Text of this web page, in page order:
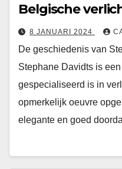
Belgische
8 JANUARI 2024
De geschiedenis van
Stephane Davidts is
gespecialiseerd is in
opmerkelijk oeuvre
elegante en goed